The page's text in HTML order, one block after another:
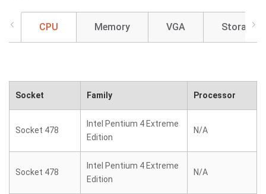
CPU Memory VGA Storage
Socket Family Processor
Socket 478
Intel Pentium 4 Extreme
Edition
N/A
Socket 478
Intel Pentium 4 Extreme
Edition
N/A